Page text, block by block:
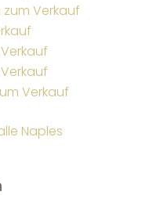
Verkauf
Verkauf
Naples